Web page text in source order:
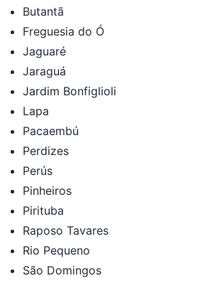
Butantã
Freguesia do Ó
Jaguaré
Jaraguá
Jardim Bonfiglioli
Lapa
Pacaembú
Perdizes
Perús
Pinheiros
Pirituba
Raposo Tavares
Rio Pequeno
São Domingos